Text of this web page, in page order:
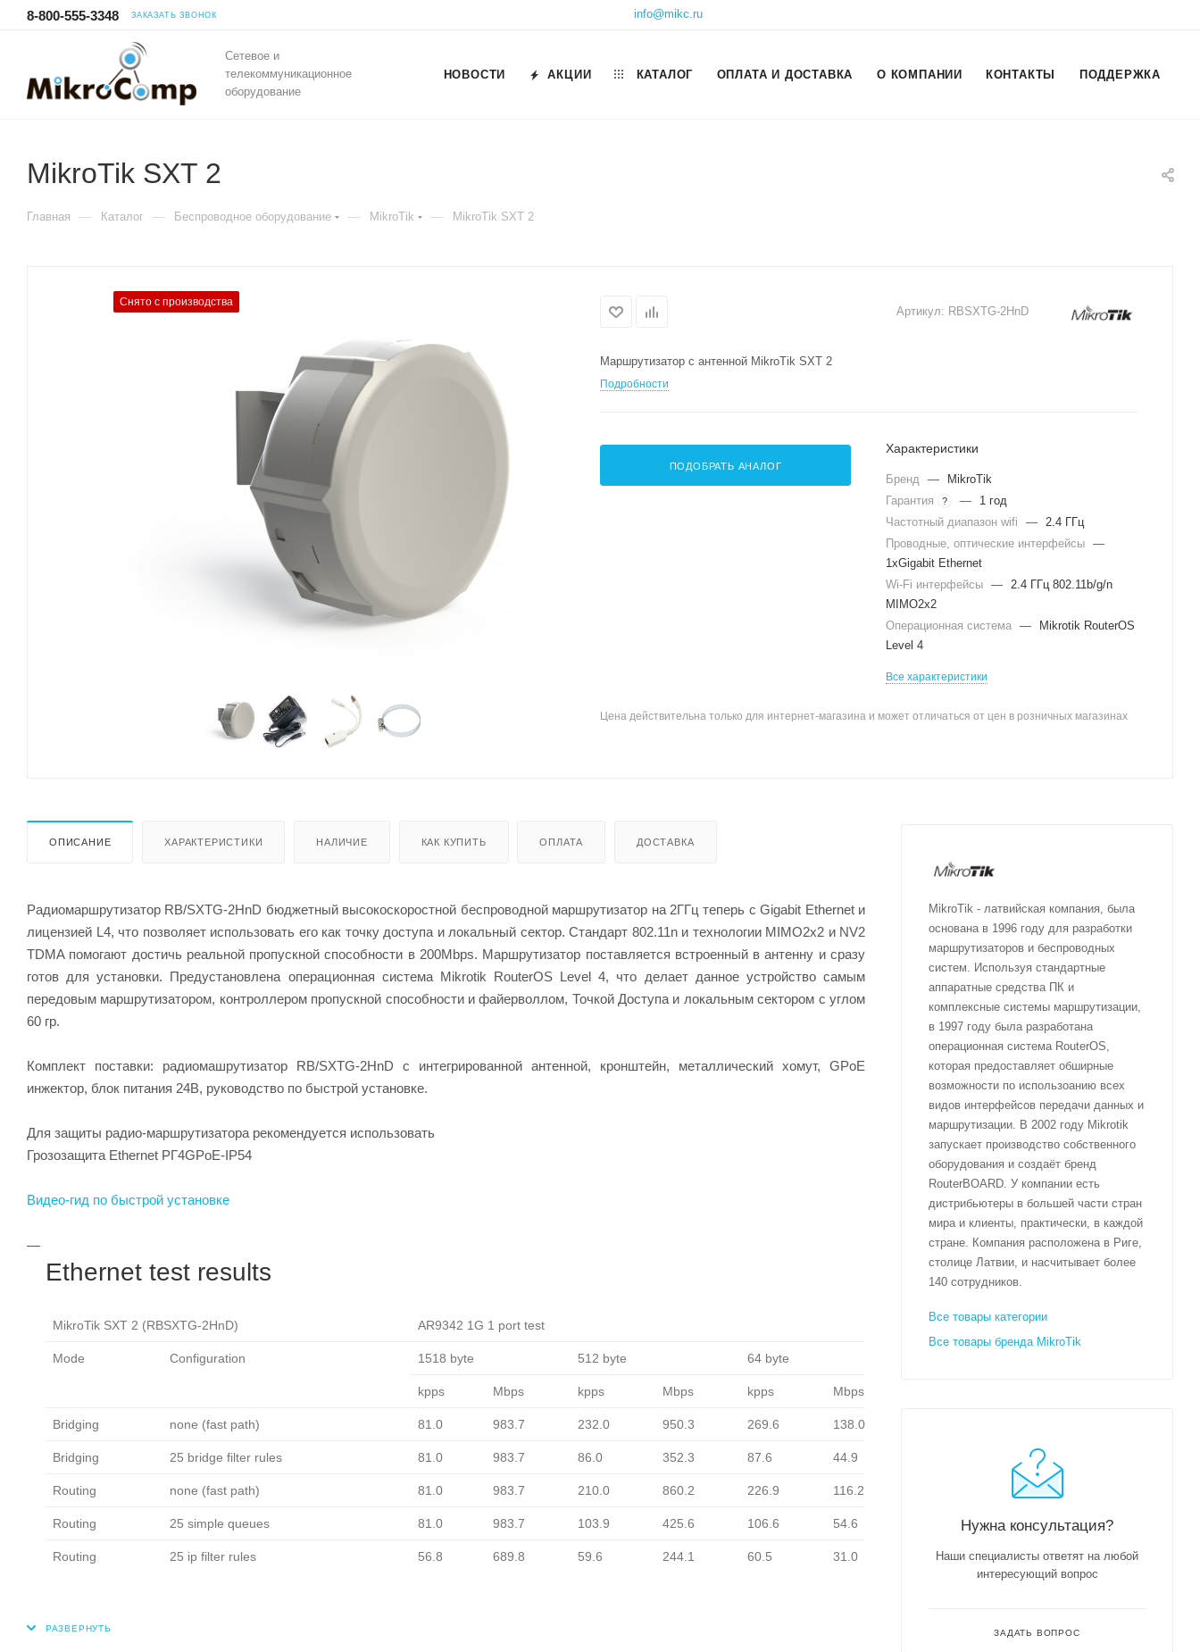
8-800-555-3348 ЗАКАЗАТЬ ЗВОНОК info@mikc.ru
Сетевое и
телекоммуникационное
оборудование
НОВОСТИ АКЦИИ КАТАЛОГ ОПЛАТА И ДОСТАВКА О КОМПАНИИ КОНТАКТЫ ПОДДЕРЖКА
MikroTik SXT 2
Главная — Каталог — Беспроводное оборудование — MikroTik — MikroTik SXT 2
Снято с производства
Артикул: RBSXTG-2HnD
Маршрутизатор с антенной MikroTik SXT 2
Подробности
ПОДОБРАТЬ АНАЛОГ
Характеристики
Бренд —
MikroTik
Гарантия
? —
1 год
Частотный диапазон wifi
— 2.4 ГГц
Проводные, оптические интерфейсы —
1xGigabit Ethernet
Wi-Fi интерфейсы — 2.4 ГГц 802.11b/g/n
MIMO2x2
Операционная система —
Mikrotik RouterOS
Level 4
Все характеристики
Цена действительна только для интернет-магазина и может отличаться от цен в розничных магазинах
ОПИСАНИЕ ХАРАКТЕРИСТИКИ НАЛИЧИЕ КАК КУПИТЬ ОПЛАТА ДОСТАВКА
Радиомаршрутизатор RB/SXTG-2HnD бюджетный высокоскоростной беспроводной маршрутизатор на 2ГГц теперь с Gigabit Ethernet и
лицензией L4, что позволяет использовать его как точку доступа и локальный сектор. Стандарт 802.11n и технологии MIMO2x2 и NV2
TDMA помогают достичь реальной пропускной способности в 200Mbps. Маршрутизатор поставляется встроенный в антенну и сразу
готов для установки. Предустановлена операционная система Mikrotik RouterOS Level 4, что делает данное устройство самым
передовым маршрутизатором, контроллером пропускной способности и файерволлом, Точкой Доступа и локальным сектором с углом
60 гр.
Комплект поставки: радиомашрутизатор RB/SXTG-2HnD с интегрированной антенной, кронштейн, металлический хомут, GPoE
инжектор, блок питания 24В, руководство по быстрой установке.
Для защиты радио-маршрутизатора рекомендуется использовать
Грозозащита Ethernet РГ4GPoE-IP54
Видео-гид по быстрой установке
Ethernet test results
MikroTik SXT 2 (RBSXTG-2HnD) AR9342 1G 1 port test
Mode Configuration 1518 byte 512 byte 64 byte
kpps Mbps kpps Mbps kpps Mbps
Bridging none (fast path) 81.0 983.7 232.0 950.3 269.6 138.0
Bridging 25 bridge filter rules 81.0 983.7 86.0 352.3 87.6 44.9
Routing none (fast path) 81.0 983.7 210.0 860.2 226.9 116.2
Routing 25 simple queues 81.0 983.7 103.9 425.6 106.6 54.6
Routing 25 ip filter rules 56.8 689.8 59.6 244.1 60.5 31.0
MikroTik - латвийская компания, была
основана в 1996 году для разработки
маршрутизаторов и беспроводных
систем. Используя стандартные
аппаратные средства ПК и
комплексные системы маршрутизации,
в 1997 году была разработана
операционная система RouterOS,
которая предоставляет обширные
возможности по использоанию всех
видов интерфейсов передачи данных и
маршрутизации. В 2002 году Mikrotik
запускает производство собственного
оборудования и создаёт бренд
RouterBOARD. У компании есть
дистрибьютеры в большей части стран
мира и клиенты, практически, в каждой
стране. Компания расположена в Риге,
столице Латвии, и насчитывает более
140 сотрудников.
Все товары категории
Все товары бренда MikroTik
Нужна консультация?
Наши специалисты ответят на любой
интересующий вопрос
ЗАДАТЬ ВОПРОС